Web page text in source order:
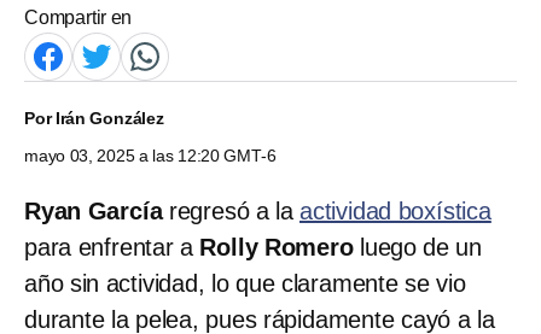
Compartir en
PorIrán González
mayo 03, 2025 a las 12:20 GMT-6
Ryan Garcíaregresó a laactividad boxística
para enfrentar a Rolly Romeroluego de un
año sin actividad, lo que claramente se vio
durante la pelea, pues rápidamente cayó a la